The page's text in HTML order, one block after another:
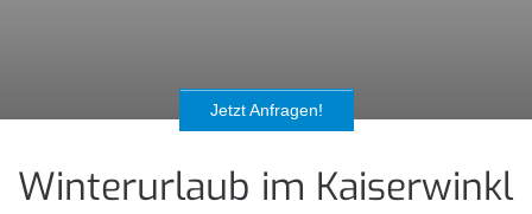
Jetzt Anfragen!
Winterurlaub im Kaiserwinkl